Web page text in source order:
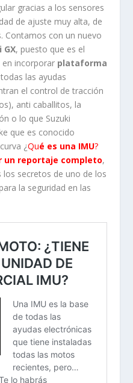
gracias a los sensores
de ajuste muy alta, de
Contamos con un nuevo
GX, puesto que es el
incorporar plataforma
las ayudas
el control de tracción
anti caballitos, la
o lo que Suzuki
que es conocido
¿Qué es una IMU?
un reportaje completo,
secretos de uno de los
la seguridad en las